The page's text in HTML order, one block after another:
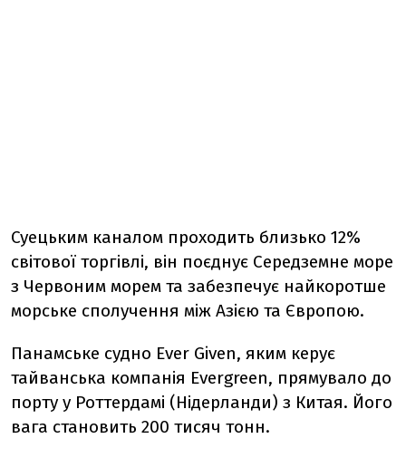
Суецьким каналом проходить близько 12%
світової торгівлі, він поєднує Середземне море
з Червоним морем та забезпечує найкоротше
морське сполучення між Азією та Європою.
Панамське судно Ever Given, яким керує
тайванська компанія Evergreen, прямувало до
порту у Роттердамі (Нідерланди) з Китая. Його
вага становить 200 тисяч тонн.